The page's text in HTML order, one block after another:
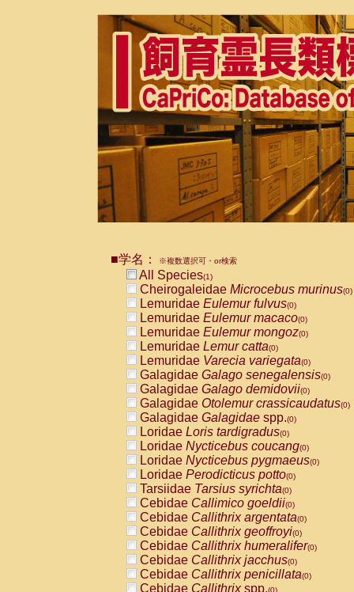
■学名： ※複数選択可・or検索
All Species(1)
Cheirogaleidae Microcebus murinus(0)
Lemuridae Eulemur fulvus(0)
Lemuridae Eulemur macaco(0)
Lemuridae Eulemur mongoz(0)
Lemuridae Lemur catta(0)
Lemuridae Varecia variegata(0)
Galagidae Galago senegalensis(0)
Galagidae Galago demidovii(0)
Galagidae Otolemur crassicaudatus(0)
Galagidae Galagidae spp.(0)
Loridae Loris tardigradus(0)
Loridae Nycticebus coucang(0)
Loridae Nycticebus pygmaeus(0)
Loridae Perodicticus potto(0)
Tarsiidae Tarsius syrichta(0)
Cebidae Callimico goeldii(0)
Cebidae Callithrix argentata(0)
Cebidae Callithrix geoffroyi(0)
Cebidae Callithrix humeralifer(0)
Cebidae Callithrix jacchus(0)
Cebidae Callithrix penicillata(0)
Cebidae Callithrixspp.(0)